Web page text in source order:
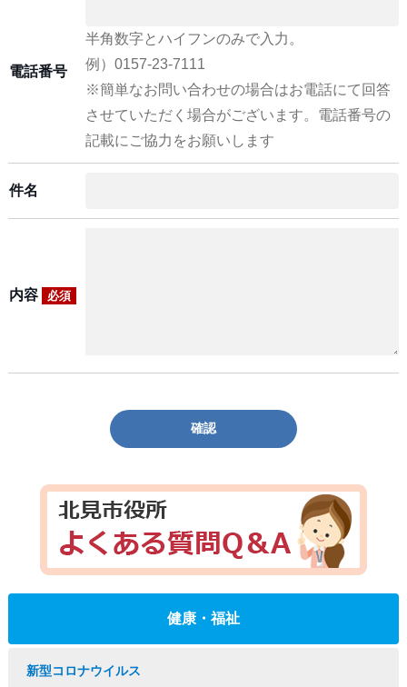
電話番号
半角数字とハイフンのみで入力。
例）0157-23-7111
※簡単なお問い合わせの場合はお電話にて回答
させていただく場合がございます。電話番号の
記載にご協力をお願いします
件名
内容 必須
確認
健康・福祉
新型コロナウイルス